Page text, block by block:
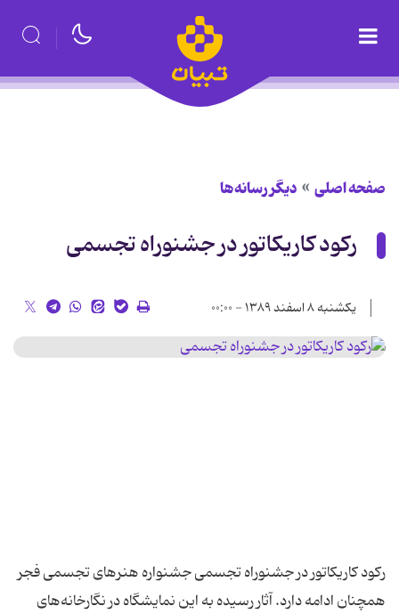
صفحه اصلی دیگر رسانه‌ها
رکود کاریکاتور در جشنوراه تجسمی
یکشنبه ۸ اسفند ۱۳۸۹ - ۰۰:۰۰
رکود کاریکاتور در جشنوراه تجسمی جشنواره هنرهای تجسمی فجر
همچنان ادامه دارد. آثار رسیده به این نمایشگاه در نگارخانه‌های